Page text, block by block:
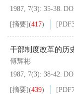
1987, 7(3): 35-38.
[摘要](417) [PDF
干部制度改革的历
傅辉彬
1987, 7(3): 38-42.
[摘要](439) [PDF